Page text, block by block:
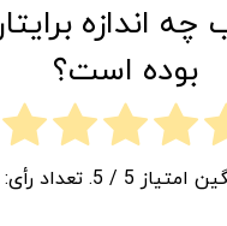
اندازه
بوده است؟
امتیاز 5 / 5. تعداد رأی: